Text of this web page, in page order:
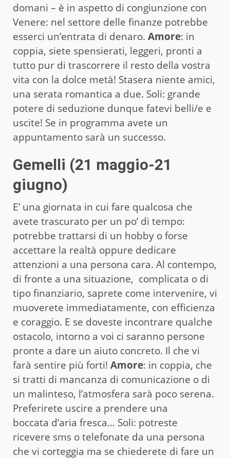
domani – è in aspetto di congiunzione con
Venere: nel settore delle finanze potrebbe
esserci un’entrata di denaro. Amore: in
coppia, siete spensierati, leggeri, pronti a
tutto pur di trascorrere il resto della vostra
vita con la dolce metà! Stasera niente amici,
una serata romantica a due. Soli: grande
potere di seduzione dunque fatevi belli/e e
uscite! Se in programma avete un
appuntamento sarà un successo.
Gemelli (21 maggio-21
giugno)
E’ una giornata in cui fare qualcosa che
avete trascurato per un po’ di tempo:
potrebbe trattarsi di un hobby o forse
accettare la realtà oppure dedicare
attenzioni a una persona cara. Al contempo,
di fronte a una situazione, complicata o di
tipo finanziario, saprete come intervenire, vi
muoverete immediatamente, con efficienza
e coraggio. E se doveste incontrare qualche
ostacolo, intorno a voi ci saranno persone
pronte a dare un aiuto concreto. Il che vi
farà sentire più forti! Amore: in coppia, che
si tratti di mancanza di comunicazione o di
un malinteso, l’atmosfera sarà poco serena.
Preferirete uscire a prendere una
boccata d’aria fresca… Soli: potreste
ricevere sms o telefonate da una persona
che vi corteggia ma se chiederete di fare un